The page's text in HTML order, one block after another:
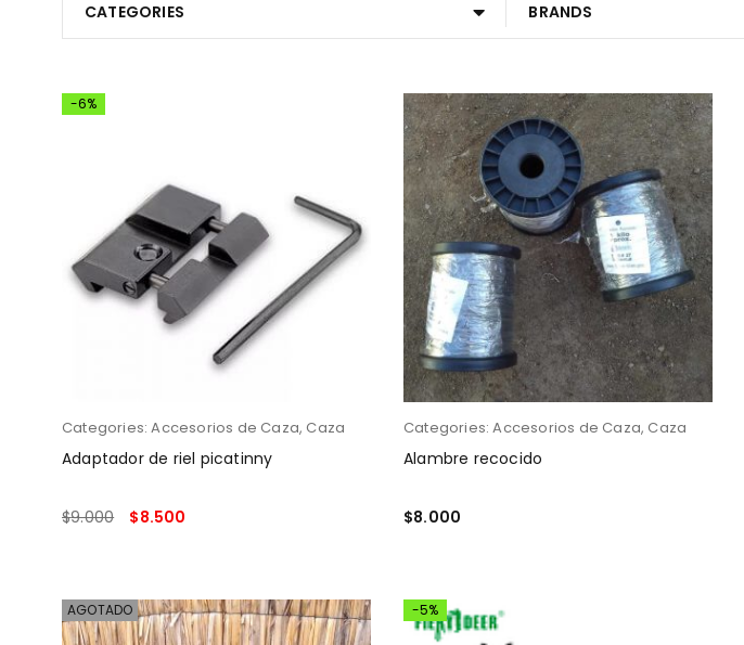
CATEGORIES BRANDS
-6%
Categories:Accesorios de Caza, Caza
Adaptador de riel picatinny
$9.000 $8.500
Categories:Accesorios de Caza, Caza
Alambre recocido
$8.000
AGOTADO -5%